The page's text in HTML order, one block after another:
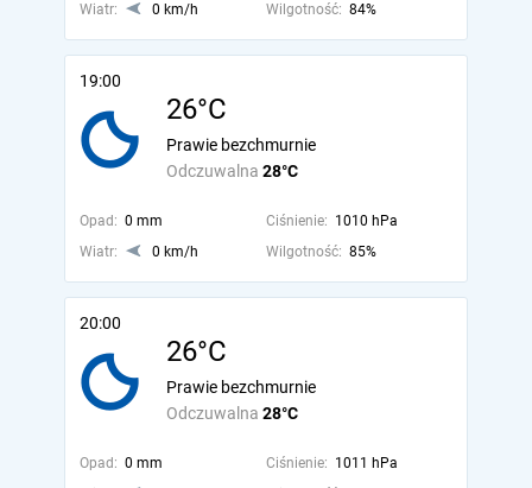
Wiatr:
0 km/h Wilgotność: 84%
19:00
26°C
Odczuwalna 28°C
Prawie bezchmurnie
Opad: 0 mm Ciśnienie: 1010 hPa
Wiatr:
0 km/h Wilgotność: 85%
20:00
26°C
Odczuwalna 28°C
Prawie bezchmurnie
Opad: 0 mm Ciśnienie: 1011 hPa